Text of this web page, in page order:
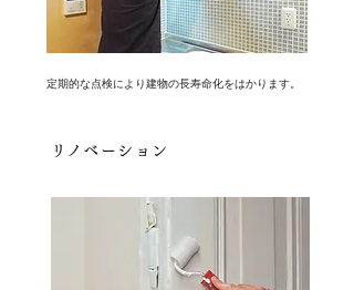
定期的な点検により建物の長寿命化をはかります。
​リノベーション